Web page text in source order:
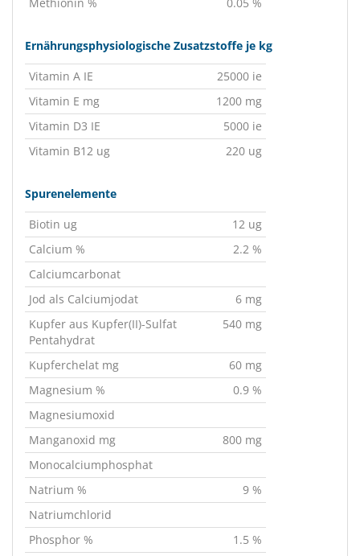
Ernährungsphysiologische Zusatzstoffe je kg
Vitamin A IE
25000 ie
Vitamin E mg
1200 mg
Vitamin D3 IE
5000 ie
Vitamin B12 ug
220 ug
Spurenelemente
Biotin ug
12 ug
Calcium %
2.2 %
Calciumcarbonat
Jod als Calciumjodat
6 mg
Kupfer aus Kupfer(II)-Sulfat
Pentahydrat
540 mg
Kupferchelat mg
60 mg
Magnesium %
0.9 %
Magnesiumoxid
Manganoxid mg
800 mg
Monocalciumphosphat
Natrium %
9 %
Natriumchlorid
Phosphor %
1.5 %